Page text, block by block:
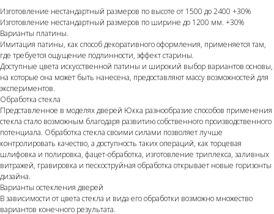
Изготовление нестандартный размеров по высоте от 1500 до 2400 +30%
Изготовление нестандартный размеров по ширине до 1200 мм. +30%
Варианты платины.
Имитация патины, как способ декоративного оформления, применяется там,
где требуется ощущение подлинности, эффект старины.
Доступные цвета искусственной патины и широкий выбор вариантов основы,
на которые она может быть нанесена, предоставляют массу возможностей для
экспериментов.
Обработка стекла
Представленное в моделях дверей Юкка разнообразие способов применения
стекла стало возможным благодаря развитию собственного производственного
потенциала. Обработка стекла своими силами позволяет лучше
контролировать качество, а доступность таких операций, как торцевая
шлифовка и полировка, фацет-обработка, изготовление триплекса, заливных
витражей, гравировка и пескоструйная обработка открывает новые горизонты
дизайна.
Варианты остекления дверей
В зависимости от цвета стекла и вида его обработки возможно множество
вариантов конечного результата.